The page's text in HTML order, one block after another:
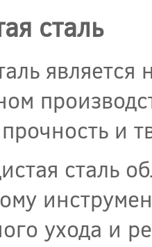
сталь
и
сталь
ухода и